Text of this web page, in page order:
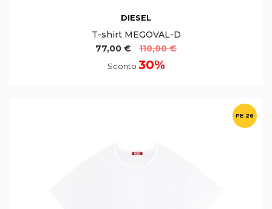
DIESEL
T-shirt MEGOVAL-D
77,00 €
110,00 €
Sconto 30%
PE 26